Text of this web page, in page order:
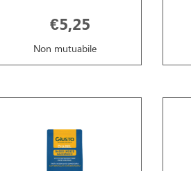
€5,25
Non mutuabile